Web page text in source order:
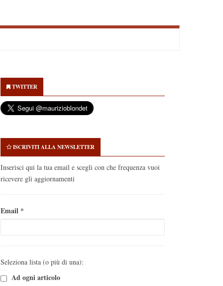
Sidebar
TWITTER
ISCRIVITI ALLA NEWSLETTER
Inserisci qui la tua email e scegli con che frequenza vuoi
ricevere gli aggiornamenti
Email *
Seleziona lista (o più di una):
Ad ogni articolo